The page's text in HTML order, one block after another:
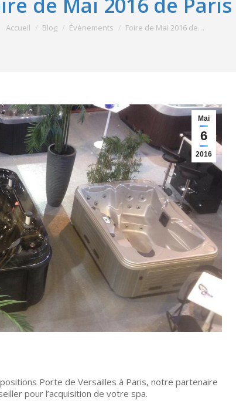
Vous êtes ici :
Accueil Blog Évènements Foire de Mai 2016 de…
Mai
6
2016
Porte de Versailles à Paris, notre partenaire
pour l’acquisition de votre spa.